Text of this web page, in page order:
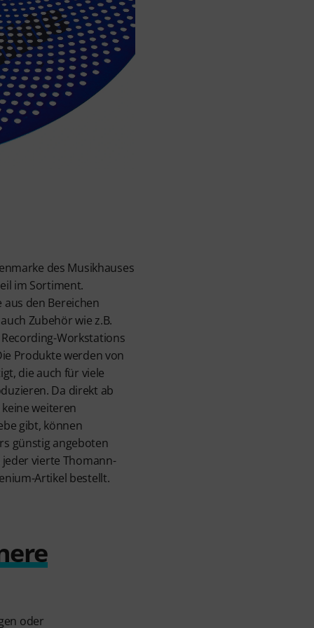
des Musikhauses
im Sortiment.
den Bereichen
Zubehör wie z.B.
Workstations
Produkte werden von
die auch für viele
Da direkt ab
weiteren
gibt, können
günstig angeboten
vierte Thomann-
Artikel bestellt.
oder